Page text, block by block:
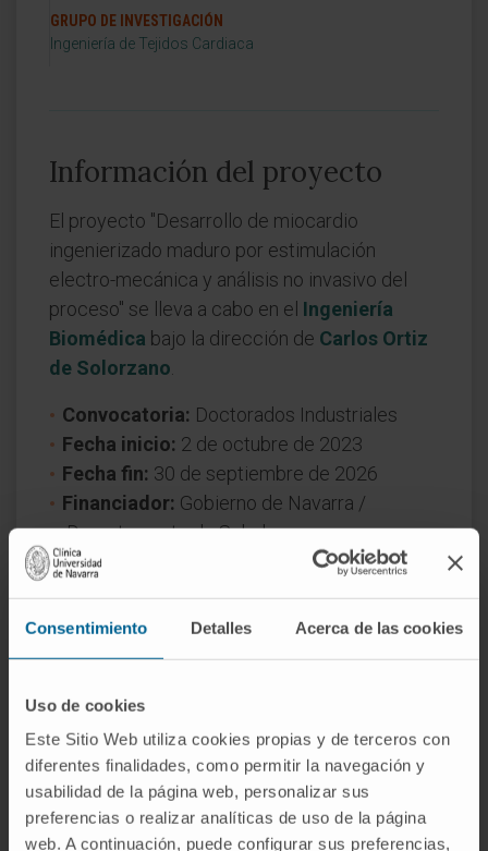
Consentimiento Detalles Acerca de las cookies
Uso de cookies
Este Sitio Web utiliza cookies propias y de terceros con
diferentes finalidades, como permitir la navegación y
usabilidad de la página web, personalizar sus
preferencias o realizar analíticas de uso de la página
web. A continuación, puede configurar sus preferencias,
GRUPO DE INVESTIGACIÓN
Ingeniería de Tejidos Cardiaca
Información del proyecto
El proyecto "Desarrollo de miocardio
ingenierizado maduro por estimulación
electro-mecánica y análisis no invasivo del
proceso" se lleva a cabo en el Ingeniería
Biomédica bajo la dirección de Carlos Ortiz
de Solorzano
Convocatoria: Doctorados Industriales
Fecha inicio: 2 de octubre de 2023
Fecha fin: 30 de septiembre de 2026
Financiador: Gobierno de Navarra /
Departamento de Salud
Naturaleza del proyecto:
Regional
¿Necesita más información?
Si quiere conocer más nuestra investigación,